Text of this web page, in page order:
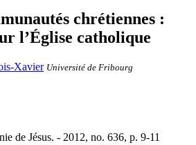
chrétiennes :
l’Église catholique
Xavier Université de Fribourg
de Jésus. - 2012, no. 636, p. 9-11